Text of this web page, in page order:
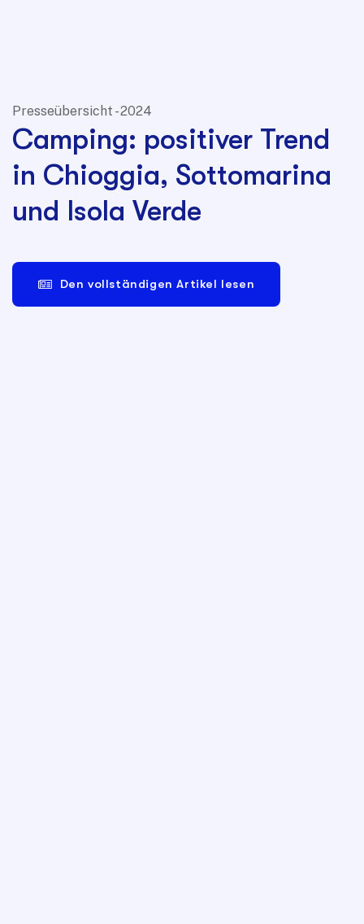
Presseübersicht - 2024
Camping: positiver Trend
in Chioggia, Sottomarina
und Isola Verde
Den vollständigen Artikel lesen